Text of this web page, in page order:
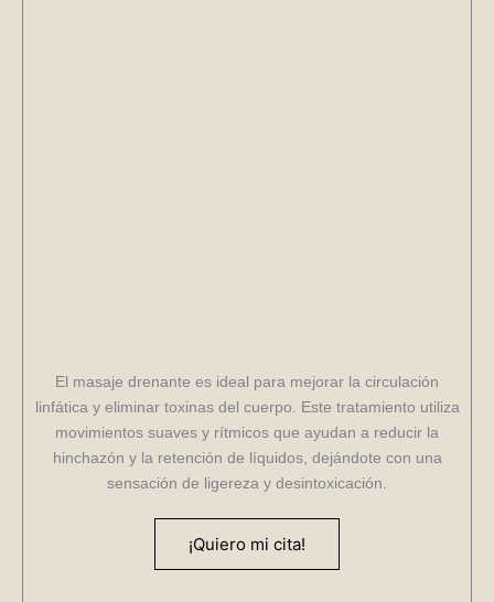
El masaje drenante es ideal para mejorar la circulación
linfática y eliminar toxinas del cuerpo. Este tratamiento utiliza
movimientos suaves y rítmicos que ayudan a reducir la
hinchazón y la retención de líquidos, dejándote con una
sensación de ligereza y desintoxicación.
¡Quiero mi cita!